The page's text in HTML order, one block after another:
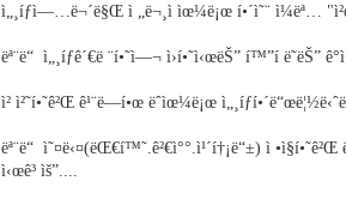
ì„¸íƒì—…ë¬´ë§Œ ì „ë¬¸ì ìœ¼ë¡œ í•´ì˜¨ ì¼ëª…
ëª¨ë“ ì„¸íƒê´€ë ¨í•˜ì—¬ ì›í•˜ì‹œëŠ” í™”í ë˜ëŠ”
ì² ì²˜í•˜ê²Œ ê¹¨ë—í•œ ëˆìœ¼ë¡œ
ëª¨ë“ ì˜¤ë‹¤(ëŒ€í™˜.ê²€ì°°.ì¹´í†¡ë“±) ì
ì‹œê³ ìš”....